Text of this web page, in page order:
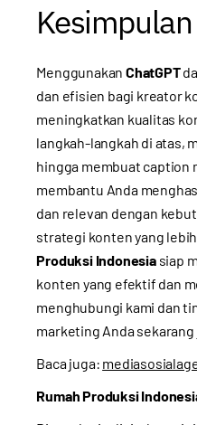
Kesimpulan
Menggunakan ChatGPT
dan efisien bagi kreator
meningkatkan kualitas
langkah-langkah di atas,
hingga membuat caption
membantu Anda
dan relevan dengan
strategi konten yang
Produksi Indonesiasiap
konten yang efektif dan
menghubungi kami dan
marketing Anda sekarang
Baca juga:
Rumah Produksi